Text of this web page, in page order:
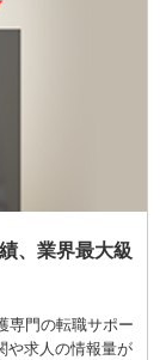
、業界最大級
専門の転職サポー
や求人の情報量が